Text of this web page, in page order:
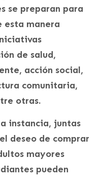
se preparan para
esta manera
de salud,
acción social,
comunitaria,
otras.
instancia, juntas
deseo de comprar
mayores
pueden